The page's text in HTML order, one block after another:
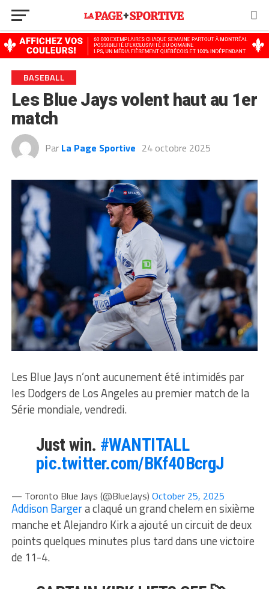
BASEBALL
Les Blue Jays volent haut au 1er
match
Par La Page Sportive 24 octobre 2025
Les Blue Jays n’ont aucunement été intimidés par
les Dodgers de Los Angeles au premier match de la
Série mondiale, vendredi.
Just win. #WANTITALL
pic.twitter.com/BKf40BcrgJ
— Toronto Blue Jays (@BlueJays) October 25, 2025
Addison Bargera claqué un grand chelem en sixième
manche et Alejandro Kirk a ajouté un circuit de deux
points quelques minutes plus tard dans une victoire
de 11-4.
Go to mobile version